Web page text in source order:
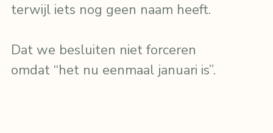
terwijl iets nog geen naam heeft.
Dat we besluiten niet forceren
omdat “het nu eenmaal januari is”.